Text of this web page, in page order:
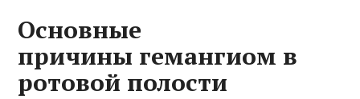
Основные
причины гемангиом в
ротовой полости